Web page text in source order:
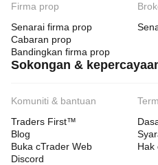
Firma prop
Senarai firma prop
Cabaran prop
Bandingkan firma prop
Sokongan &
Komuniti & bantuan
Traders First™
Blog
Buka cTrader Web
Discord
Hak